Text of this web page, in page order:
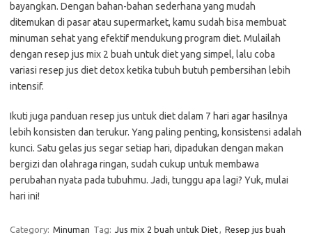
bayangkan. Dengan bahan-bahan sederhana yang mudah
ditemukan di pasar atau supermarket, kamu sudah bisa membuat
minuman sehat yang efektif mendukung program diet. Mulailah
dengan resep jus mix 2 buah untuk diet yang simpel, lalu coba
variasi resep jus diet detox ketika tubuh butuh pembersihan lebih
intensif.
Ikuti juga panduan resep jus untuk diet dalam 7 hari agar hasilnya
lebih konsisten dan terukur. Yang paling penting, konsistensi adalah
kunci. Satu gelas jus segar setiap hari, dipadukan dengan makan
bergizi dan olahraga ringan, sudah cukup untuk membawa
perubahan nyata pada tubuhmu. Jadi, tunggu apa lagi? Yuk, mulai
hari ini!
Category: Minuman Tag: Jus mix 2 buah untuk Diet, Resep jus buah